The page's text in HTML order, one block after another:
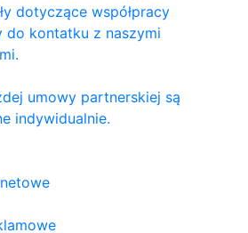
dotyczące współpracy
do kontatku z naszymi
umowy partnerskiej są
indywidualnie.